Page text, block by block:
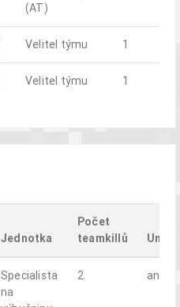
(AT)
Velitel týmu 1
Velitel týmu 1
Jednotka
Počet
teamkillů
Umřel
Specialista
na
2 ano